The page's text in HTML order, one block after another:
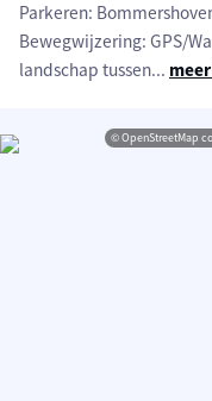
Parkeren:
Bewegwijzering: GPS/
landschap tussen...
© OpenStreetMap